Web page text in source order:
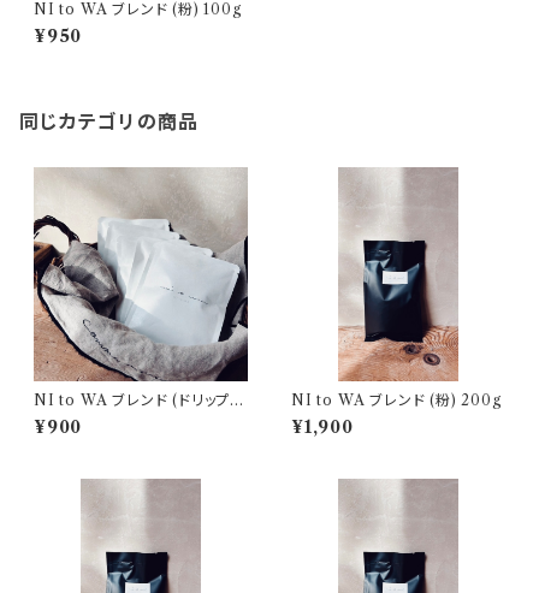
NI to WA ブレンド (粉) 100g
¥950
同じカテゴリの商品
NI to WA ブレンド (ドリップバ
ッグ5個入り)
¥900
NI to WA ブレンド (粉) 200g
¥1,900